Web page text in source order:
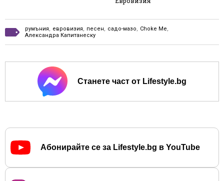
румъния, евровизия, песен, садо-мазо, Choke Me,
Александра Капитанеску
Станете част от Lifestyle.bg
Абонирайте се за Lifestyle.bg в YouTube